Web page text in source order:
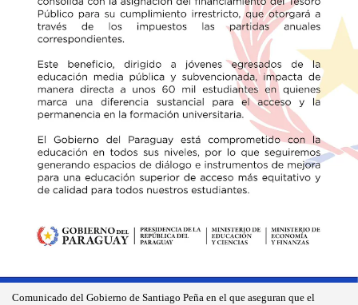
Comunicado del Gobierno de Santiago Peña en el que aseguran que el